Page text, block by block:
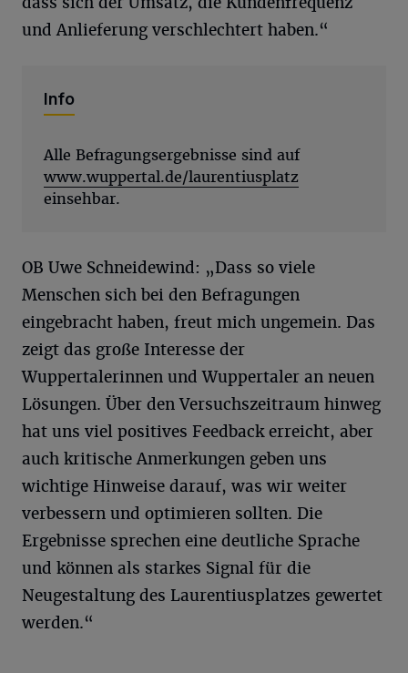
und Anlieferung verschlechtert haben.“
Info
Alle Befragungsergebnisse sind auf
www.wuppertal.de/laurentiusplatz
einsehbar.
OB Uwe Schneidewind: „Dass so viele
Menschen sich bei den Befragungen
eingebracht haben, freut mich ungemein. Das
zeigt das große Interesse der
Wuppertalerinnen und Wuppertaler an neuen
Lösungen. Über den Versuchszeitraum hinweg
hat uns viel positives Feedback erreicht, aber
auch kritische Anmerkungen geben uns
wichtige Hinweise darauf, was wir weiter
verbessern und optimieren sollten. Die
Ergebnisse sprechen eine deutliche Sprache
und können als starkes Signal für die
Neugestaltung des Laurentiusplatzes gewertet
werden.“